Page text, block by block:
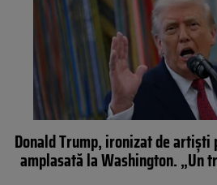
Donald Trump, ironizat de
amplasată la Washington. „Un